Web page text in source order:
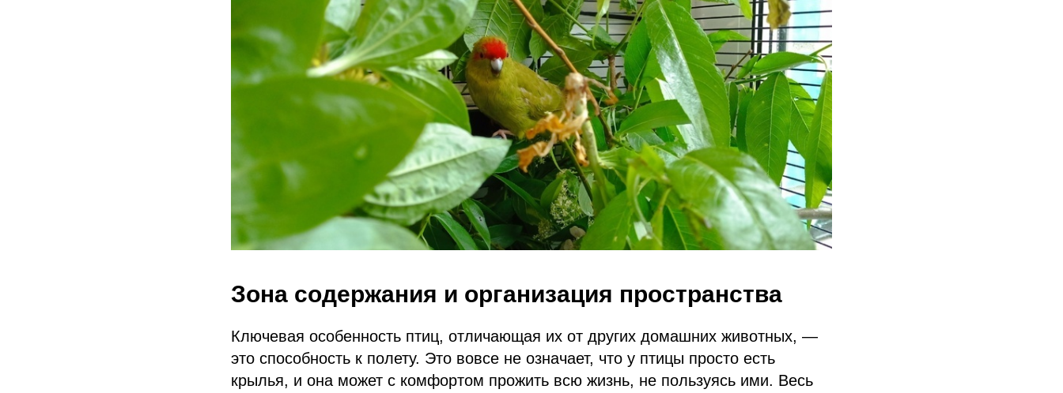
Зона содержания и организация пространства
Ключевая особенность птиц, отличающая их от других домашних животных, —
это способность к полету. Это вовсе не означает, что у птицы просто есть
крылья, и она может с комфортом прожить всю жизнь, не пользуясь ими. Весь